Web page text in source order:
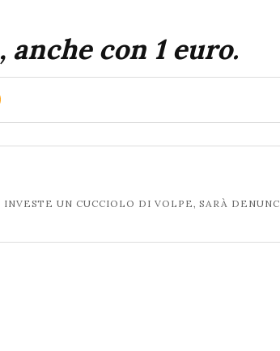
con 1 euro.
INVESTE UN CUCCIOLO DI VOLPE, SARÀ